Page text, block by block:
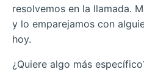
resolvemos en la llamada.
y lo emparejamos con
hoy.
¿Quiere algo más